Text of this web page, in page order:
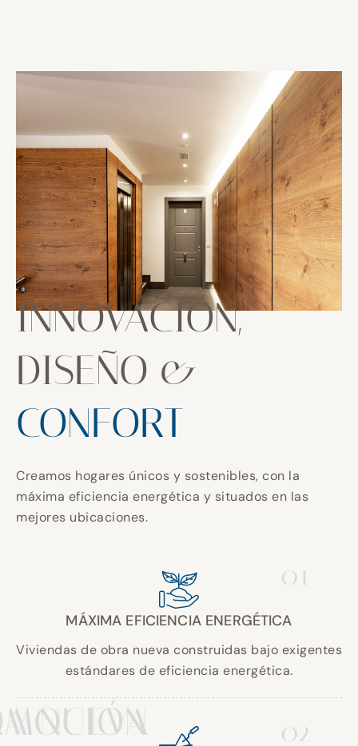
NUEVA
INNOVACIÓN,
DISEÑO &
CONFORT
Creamos hogares únicos y sostenibles, con la
máxima eficiencia energética y situados en las
mejores ubicaciones.
01
MÁXIMA EFICIENCIA ENERGÉTICA
Viviendas de obra nueva construidas bajo exigentes
estándares de eficiencia energética.
02